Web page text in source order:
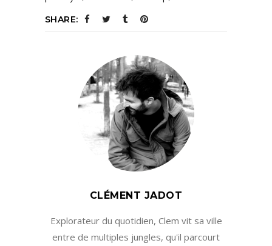
SHARE:
CLÉMENT JADOT
Explorateur du quotidien, Clem vit sa ville
entre de multiples jungles, qu'il parcourt